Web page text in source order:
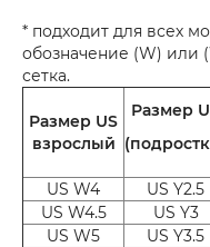
* подходит для всех
обозначение (W) или
сетка.
Размер US
взрослый
Размер
US W4 US Y2.5
US W4.5
US Y3
US W5
US Y3.5